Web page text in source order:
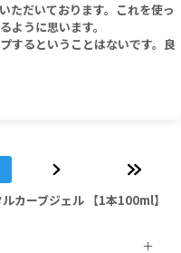
ただいております。これを使っ
ように思います。
するということはないです。良
ーブジェル 【1本100ml】